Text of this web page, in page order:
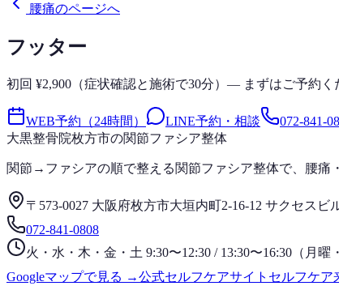
腰痛のページへ
フッター
初回 ¥2,900（症状確認と施術で30分）— まずはご予約く
WEB予約（24時間） LINE予約・相談
072-841-
大黒整骨院枚方市の関節ファシア整体
関節→ファシアの順で整える関節ファシア整体で、腰痛
〒573-0027 大阪府枚方市大垣内町2-16-12 サクセスビ
072-841-0808
火・水・木・金・土 9:30〜12:30 / 13:30〜16:30（月曜
Googleマップで見る →公式セルフケアサイト セルフケア